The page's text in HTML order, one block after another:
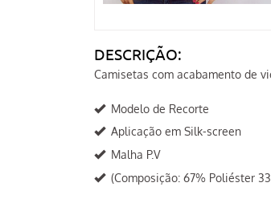
DESCRIÇÃO:
Camisetas com acabamento de
Modelo de Recorte
Aplicação em Silk-screen
Malha P.V
(Composição: 67% Poliéster